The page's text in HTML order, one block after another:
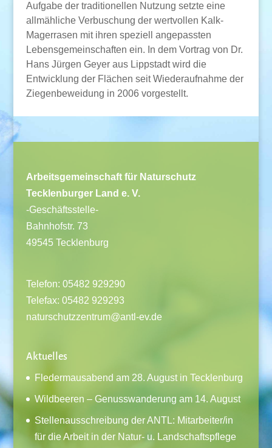
Aufgabe der traditionellen Nutzung setzte eine
allmähliche Verbuschung der wertvollen Kalk-
Magerrasen mit ihren speziell angepassten
Lebensgemeinschaften ein. In dem Vortrag von Dr.
Hans Jürgen Geyer aus Lippstadt wird die
Entwicklung der Flächen seit Wiederaufnahme der
Ziegenbeweidung in 2006 vorgestellt.
Arbeitsgemeinschaft für Naturschutz
Tecklenburger Land e. V.
-Geschäftsstelle-
Bahnhofstr. 73
49545 Tecklenburg
Telefon: 05482 929290
Telefax: 05482 929293
naturschutzzentrum@antl-ev.de
Aktuelles
Fledermausabend am 28. August in Tecklenburg
Wildbeeren – Genusswanderung am 14. August
Stellenausschreibung der ANTL: Mitarbeiter/in
für die Arbeit in der Natur- u. Landschaftspflege